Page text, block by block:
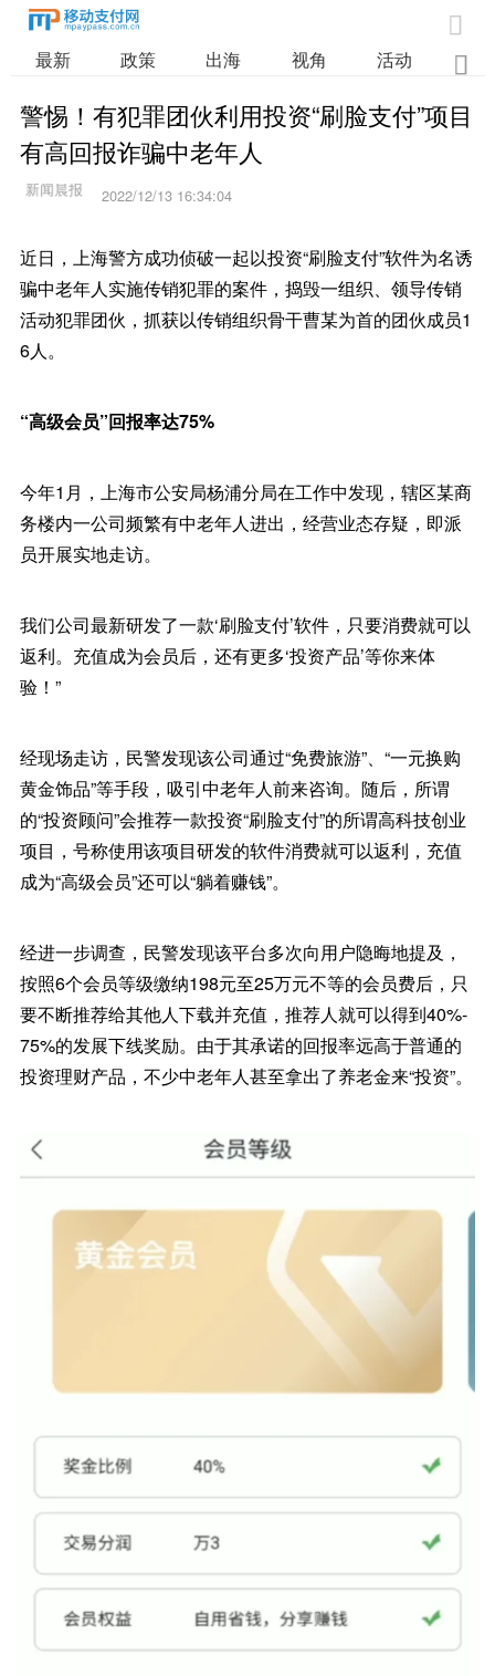

最新 政策 出海 视角 活动 业

警惕！有犯罪团伙利用投资“刷脸支付”项目
有高回报诈骗中老年人
2022/12/13 16:34:04
近日，上海警方成功侦破一起以投资“刷脸支付”软件为名诱
骗中老年人实施传销犯罪的案件，捣毁一组织、领导传销
活动犯罪团伙，抓获以传销组织骨干曹某为首的团伙成员1
6人。
“高级会员”回报率达75%
今年1月，上海市公安局杨浦分局在工作中发现，辖区某商
务楼内一公司频繁有中老年人进出，经营业态存疑，即派
员开展实地走访。
我们公司最新研发了一款‘刷脸支付’软件，只要消费就可以
返利。充值成为会员后，还有更多‘投资产品’等你来体
验！”
经现场走访，民警发现该公司通过“免费旅游”、“一元换购
黄金饰品”等手段，吸引中老年人前来咨询。随后，所谓
的“投资顾问”会推荐一款投资“刷脸支付”的所谓高科技创业
项目，号称使用该项目研发的软件消费就可以返利，充值
成为“高级会员”还可以“躺着赚钱”。
经进一步调查，民警发现该平台多次向用户隐晦地提及，
按照6个会员等级缴纳198元至25万元不等的会员费后，只
要不断推荐给其他人下载并充值，推荐人就可以得到40%-
75%的发展下线奖励。由于其承诺的回报率远高于普通的
投资理财产品，不少中老年人甚至拿出了养老金来“投资”。